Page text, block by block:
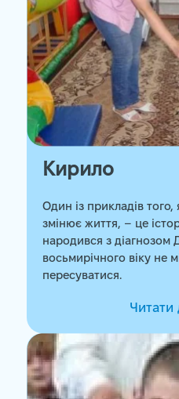
Кирилo
Один із прикладів того,
змінює життя, – це
народився з діагнозом
восьмирічного віку не
пересуватися.
Читати